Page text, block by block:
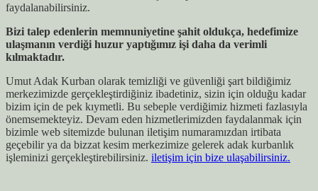
faydalanabilirsiniz.
Bizi talep edenlerin memnuniyetine şahit oldukça, hedefimize
ulaşmanın verdiği huzur yaptığımız işi daha da verimli
kılmaktadır.
Umut Adak Kurban olarak temizliği ve güvenliği şart bildiğimiz
merkezimizde gerçekleştirdiğiniz ibadetiniz, sizin için olduğu kadar
bizim için de pek kıymetli. Bu sebeple verdiğimiz hizmeti fazlasıyla
önemsemekteyiz. Devam eden hizmetlerimizden faydalanmak için
bizimle web sitemizde bulunan iletişim numaramızdan irtibata
geçebilir ya da bizzat kesim merkezimize gelerek adak kurbanlık
işleminizi gerçekleştirebilirsiniz. iletişim için bize ulaşabilirsiniz.